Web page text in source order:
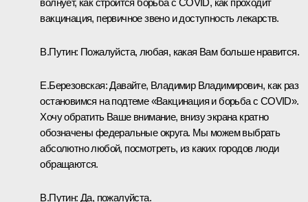
вакцинация, первичное звено и доступность лекарств.
В.Путин: Пожалуйста, любая, какая Вам больше нравится.
Е.Березовская:Давайте, Владимир Владимирович, как раз
остановимся на подтеме «Вакцинация и борьба с COVID».
Хочу обратить Ваше внимание, внизу экрана кратно
обозначены федеральные округа. Мы можем выбрать
абсолютно любой, посмотреть, из каких городов люди
обращаются.
В.Путин: Да, пожалуйста.